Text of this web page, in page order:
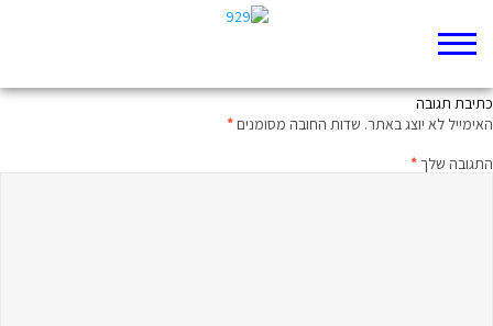
כתיבת תגובה
האימייל לא יוצג באתר. שדות החובה מסומנים*
התגובה שלך*